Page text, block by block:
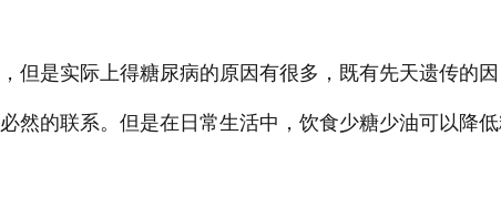
但是实际上得糖尿病的原因有很多，既有先天遗传的因
然的联系。但是在日常生活中，饮食少糖少油可以降